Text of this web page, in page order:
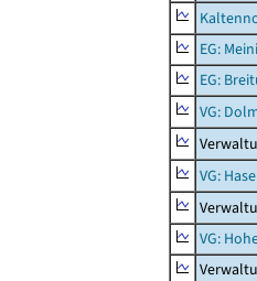
EG:
EG:
VG:
VG:
VG: